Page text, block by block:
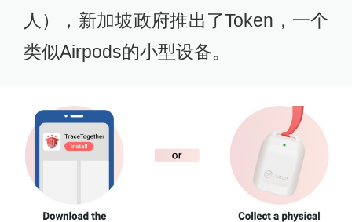
人），新加坡政府推出了Token，一个
类似Airpods的小型设备。